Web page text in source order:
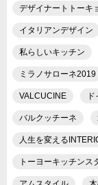
デザイナートトーキ
イタリアンデザイン
私らしいキッチン
ミラノサローネ2019
VALCUCINE
バルクッチーネ
人生を変える
トーヨーキッチンス